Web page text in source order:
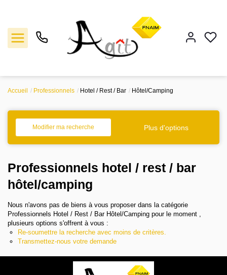
Location
Notre agence
Estimation
Contact
Accueil Professionnels Hotel / Rest / Bar Hôtel/Camping
Modifier ma recherche Plus d'options
Professionnels hotel / rest / bar
hôtel/camping
Nous n'avons pas de biens à vous proposer dans la catégorie
Professionnels Hotel / Rest / Bar Hôtel/Camping pour le moment ,
plusieurs options s'offrent à vous :
Re-soumettre la recherche avec moins de critères.
Transmettez-nous votre demande